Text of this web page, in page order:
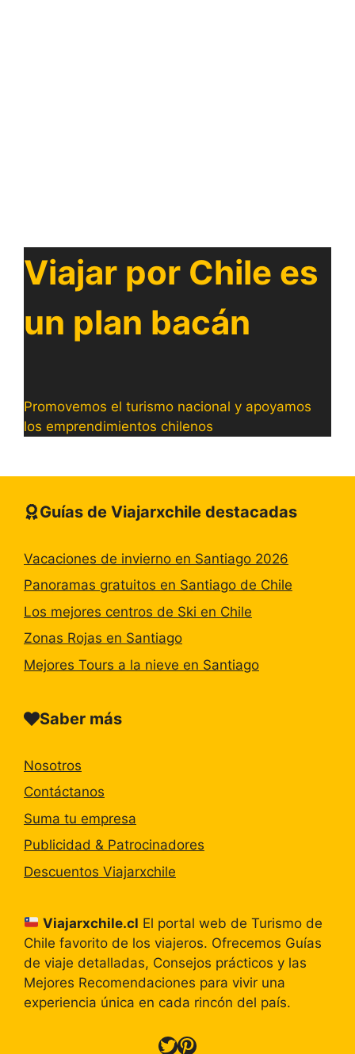
Viajar por Chile es
un plan bacán
Promovemos el turismo nacional y apoyamos
los emprendimientos chilenos
Guías de Viajarxchile destacadas
Vacaciones de invierno en Santiago 2026
Panoramas gratuitos en Santiago de Chile
Los mejores centros de Ski en Chile
Zonas Rojas en Santiago
Mejores Tours a la nieve en Santiago
Saber más
Nosotros
Contáctanos
Suma tu empresa
Publicidad & Patrocinadores
Descuentos Viajarxchile
Viajarxchile.cl El portal web de Turismo de
Chile favorito de los viajeros. Ofrecemos Guías
de viaje detalladas, Consejos prácticos y las
Mejores Recomendaciones para vivir una
experiencia única en cada rincón del país.
Twitter
Pinterest